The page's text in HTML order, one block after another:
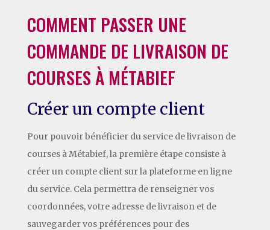
COMMENT PASSER UNE
COMMANDE DE LIVRAISON DE
COURSES À MÉTABIEF
Créer un compte client
Pour pouvoir bénéficier du service de livraison de
courses à Métabief, la première étape consiste à
créer un compte client sur la plateforme en ligne
du service. Cela permettra de renseigner vos
coordonnées, votre adresse de livraison et de
sauvegarder vos préférences pour des